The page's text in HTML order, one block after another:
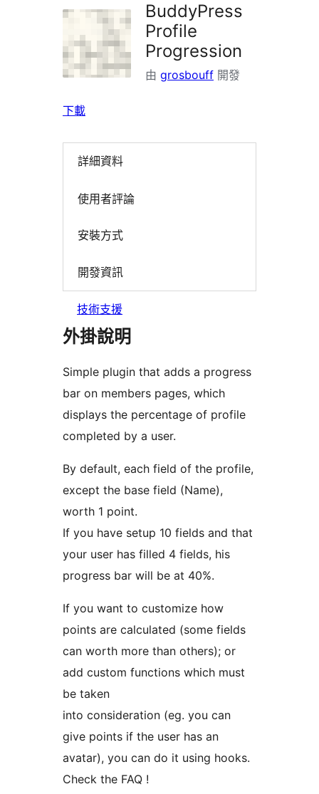
BuddyPress
Profile
Progression
由 grosbouff 開發
下載
詳細資料
使用者評論
安裝方式
開發資訊
技術支援
外掛說明
Simple plugin that adds a progress
bar on members pages, which
displays the percentage of profile
completed by a user.
By default, each field of the profile,
except the base field (Name),
worth 1 point.
If you have setup 10 fields and that
your user has filled 4 fields, his
progress bar will be at 40%.
If you want to customize how
points are calculated (some fields
can worth more than others); or
add custom functions which must
be taken
into consideration (eg. you can
give points if the user has an
avatar), you can do it using hooks.
Check the FAQ !